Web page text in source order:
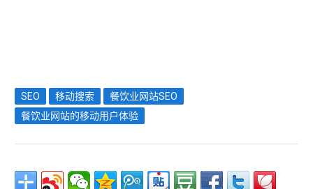
SEO 移动搜索
餐饮业网站SEO
餐饮业网站的移动用户体验